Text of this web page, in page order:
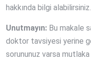
hakkında bilgi alabilirsiniz.
Unutmayın: Bu makale
doktor tavsiyesi yerine
sorununuz varsa mutlaka